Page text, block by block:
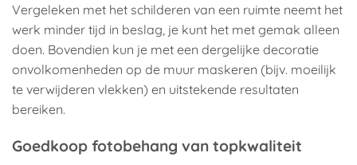
Vergeleken met het schilderen van een ruimte neemt het
werk minder tijd in beslag, je kunt het met gemak alleen
doen. Bovendien kun je met een dergelijke decoratie
onvolkomenheden op de muur maskeren (bijv. moeilijk
te verwijderen vlekken) en uitstekende resultaten
bereiken.
Goedkoop fotobehang van topkwaliteit